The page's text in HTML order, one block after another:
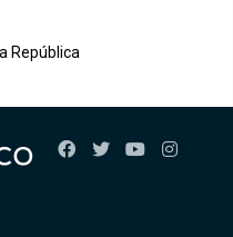
República